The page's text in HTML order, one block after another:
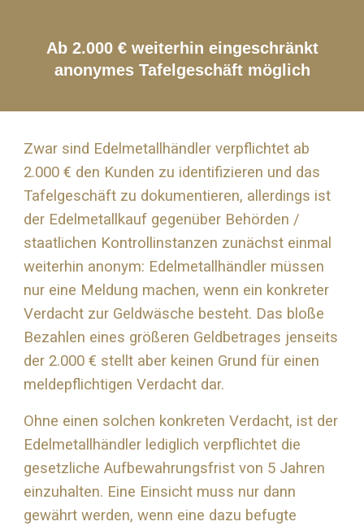
Ab 2.000 € weiterhin eingeschränkt
anonymes Tafelgeschäft möglich
Zwar sind Edelmetallhändler verpflichtet ab
2.000 € den Kunden zu identifizieren und das
Tafelgeschäft zu dokumentieren, allerdings ist
der Edelmetallkauf gegenüber Behörden /
staatlichen Kontrollinstanzen zunächst einmal
weiterhin anonym: Edelmetallhändler müssen
nur eine Meldung machen, wenn ein konkreter
Verdacht zur Geldwäsche besteht. Das bloße
Bezahlen eines größeren Geldbetrages jenseits
der 2.000 € stellt aber keinen Grund für einen
meldepflichtigen Verdacht dar.
Ohne einen solchen konkreten Verdacht, ist der
Edelmetallhändler lediglich verpflichtet die
gesetzliche Aufbewahrungsfrist von 5 Jahren
einzuhalten. Eine Einsicht muss nur dann
gewährt werden, wenn eine dazu befugte